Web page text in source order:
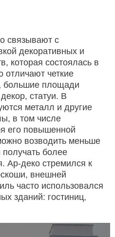
связывают с
декоративных и
которая состоялась в
отличают четкие
большие площади
статуи. В
металл и другие
в том числе
его повышенной
возводить меньше
более
Ар-деко стремился к
внешней
часто использовался
зданий: гостиниц,